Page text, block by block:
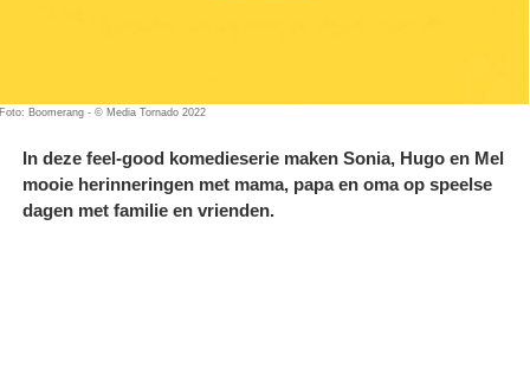
Foto: Boomerang - © Media Tornado 2022
In deze feel-good komedieserie maken Sonia, Hugo en Mel
mooie herinneringen met mama, papa en oma op speelse
dagen met familie en vrienden.